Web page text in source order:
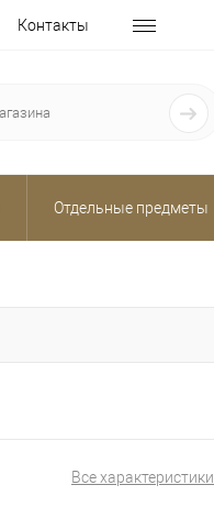
Контакты
Отдельные предметы
Все характеристики